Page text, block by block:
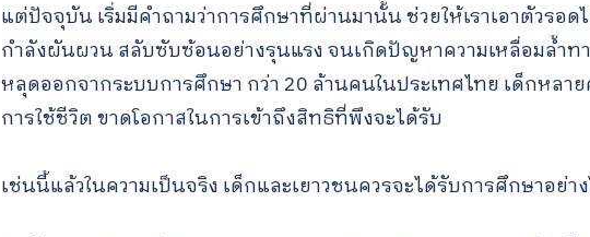
แต่ปัจจุบัน เริ่มมีคำถามว่าการศึกษาที่ผ่านมานั้น ช่วยให้เราเอาตัวรอ
กำลังผันผวน สลับซับซ้อนอย่างรุนแรง จนเกิดปัญหาความเหลื่อมล้ำท
หลุดออกจากระบบการศึกษา กว่า 20 ล้านคนในประเทศไทย เด็กหลาย
การใช้ชีวิต ขาดโอกาสในการเข้าถึงสิทธิที่พึงจะได้รับ
เช่นนี้แล้วในความเป็นจริง เด็กและเยาวชนควรจะได้รับการศึกษาอย่